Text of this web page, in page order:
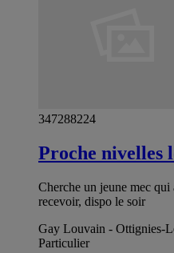
347288224
Proche nivelles
Cherche un jeune mec
recevoir, dispo le soir
Gay Louvain - Ottignies-
Particulier